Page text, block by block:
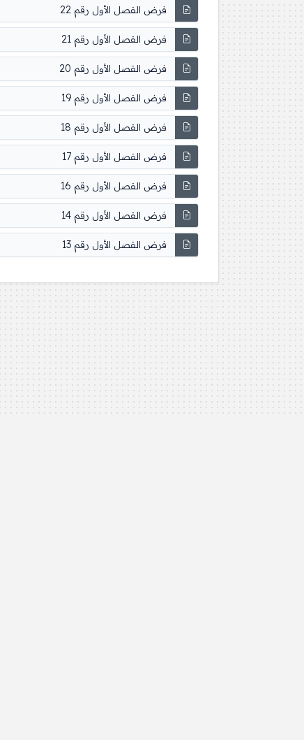
فرض الفصل الأول رقم 22
فرض الفصل الأول رقم 21
فرض الفصل الأول رقم 20
فرض الفصل الأول رقم 19
فرض الفصل الأول رقم 18
فرض الفصل الأول رقم 17
فرض الفصل الأول رقم 16
فرض الفصل الأول رقم 14
فرض الفصل الأول رقم 13